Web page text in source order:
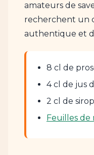
amateurs de
recherchent un
authentique et
8 cl de
4 cl de jus
2 cl de
Feuilles de